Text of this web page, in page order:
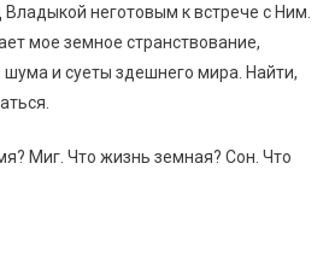
неготовым к встрече с Ним.
мое земное странствование,
шума и суеты здешнего мира. Найти,
Миг. Что жизнь земная? Сон. Что